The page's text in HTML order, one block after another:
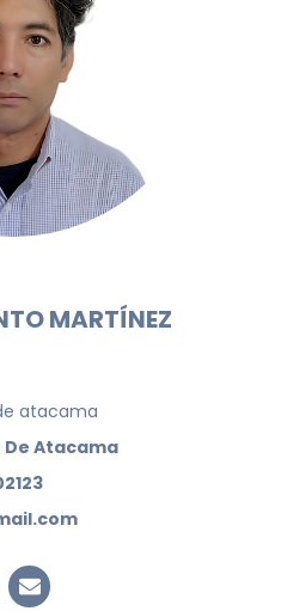
MARTÍNEZ
atacama
De Atacama